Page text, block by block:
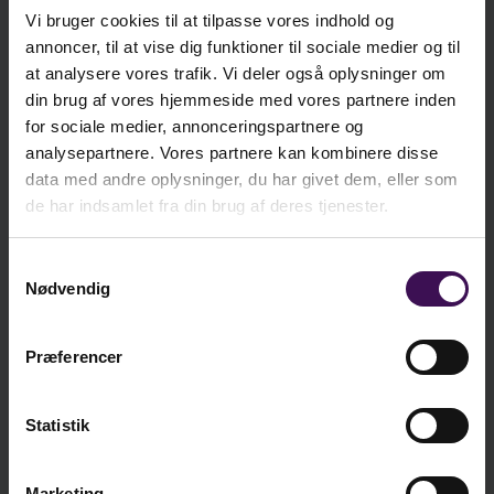
Vi bruger cookies til at tilpasse vores indhold og
annoncer, til at vise dig funktioner til sociale medier og til
at analysere vores trafik. Vi deler også oplysninger om
din brug af vores hjemmeside med vores partnere inden
for sociale medier, annonceringspartnere og
analysepartnere. Vores partnere kan kombinere disse
data med andre oplysninger, du har givet dem, eller som
de har indsamlet fra din brug af deres tjenester.
Nødvendig
Præferencer
Statistik
E-bog kr. 338,25
Ekskl. moms
kr.349,00
ekskl. moms